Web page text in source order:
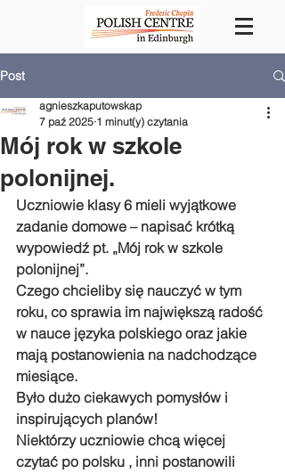
Post
Mój rok w szkole
polonijnej.
agnieszkaputowskap
7 paź 2025 1 minut(y) czytania
Uczniowie klasy 6 mieli wyjątkowe
zadanie domowe – napisać krótką
wypowiedź pt. „Mój rok w szkole
polonijnej”.
Czego chcieliby się nauczyć w tym
roku, co sprawia im największą radość
w nauce języka polskiego oraz jakie
mają postanowienia na nadchodzące
miesiące.
Było dużo ciekawych pomysłów i
inspirujących planów!
Niektórzy uczniowie chcą więcej
czytać po polsku , inni postanowili